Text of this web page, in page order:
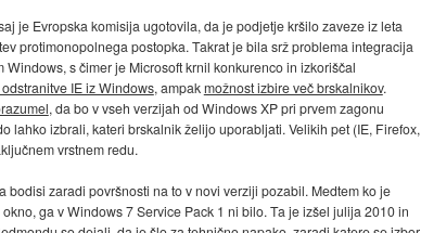
je Evropska komisija ugotovila, da je podjetje kršilo zaveze iz leta
protimonopolnega postopka. Takrat je bila srž problema integracija
s čimer je Microsoft krnil konkurenco in izkoriščal
IE iz Windows, ampakmožnost izbire več brskalnikov.
, da bo v vseh verzijah od Windows XP pri prvem zagonu
lahko izbrali, kateri brskalnik želijo uporabljati. Velikih pet (IE, Firefox,
vrstnem redu.
bodisi zaradi površnosti na to v novi verziji pozabil. Medtem ko je
ga v Windows 7 Service Pack 1 ni bilo. Ta je izšel julija 2010 in